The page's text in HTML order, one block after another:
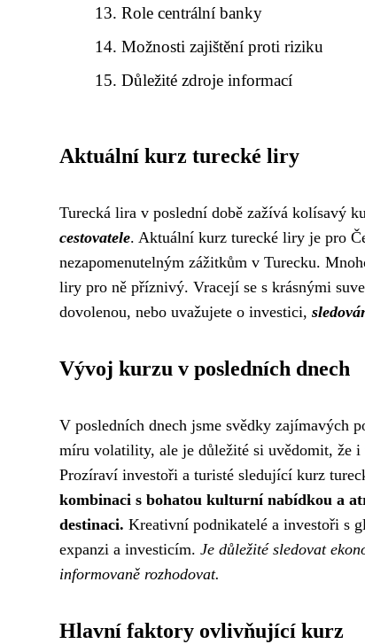
Role centrální banky
Možnosti zajištění proti riziku
Důležité zdroje informací
Aktuální kurz turecké liry
Turecká lira v poslední době zažívá kolísavý
cestovatele. Aktuální kurz turecké liry je pro
nezapomenutelným zážitkům v Turecku.
liry pro ně příznivý. Vracejí se s krásnými
dovolenou, nebo uvažujete o investici,
Vývoj kurzu v posledních dnech
V posledních dnech jsme svědky zajímavých
míru volatility, ale je důležité si uvědomit, že
Prozíraví investoři a turisté sledující kurz
kombinaci s bohatou kulturní nabídkou a
destinaci. Kreativní podnikatelé a investoři s
expanzi a investicím. Je důležité sledovat
informovaně rozhodovat.
Hlavní faktory ovlivňující kurz